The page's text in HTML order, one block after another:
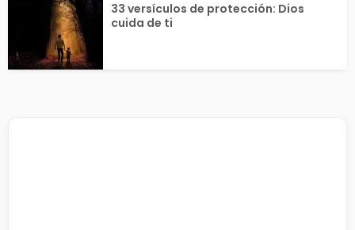
33 versículos de protección: Dios
cuida de ti